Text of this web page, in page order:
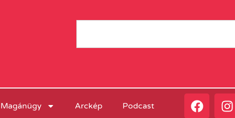
Magánügy Arckép Podcast